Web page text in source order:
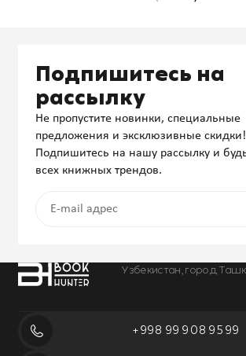
Узбекистан, город
+998 99 908 95 99
Подпишитесь на
рассылку
Не пропустите новинки, специальные
предложения и эксклюзивные скидки!
Подпишитесь на нашу рассылку и
всех книжных трендов.